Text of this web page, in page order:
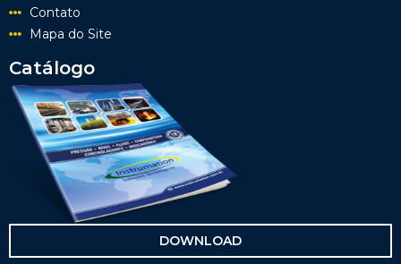
Contato
Mapa do Site
Catálogo
DOWNLOAD